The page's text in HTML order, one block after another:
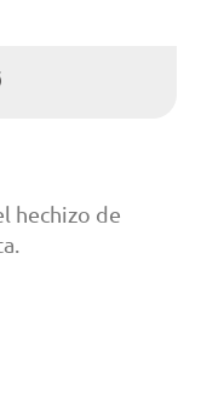
hechizo de